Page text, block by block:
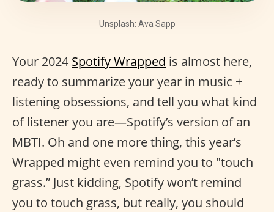
Unsplash: Ava Sapp
Your 2024 Spotify Wrapped is almost here,
ready to summarize your year in music +
listening obsessions, and tell you what kind
of listener you are—Spotify’s version of an
MBTI. Oh and one more thing, this year’s
Wrapped might even remind you to "touch
grass.” Just kidding, Spotify won’t remind
you to touch grass, but really, you should